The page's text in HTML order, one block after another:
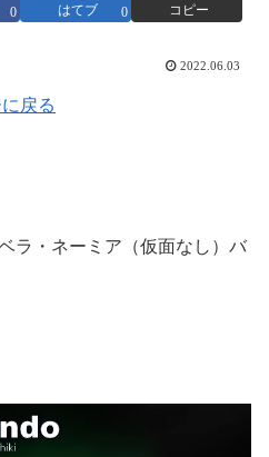
0 はてブ 0 コピー
2022.06.03
戻る
ラ・ネーミア（仮面なし）バ